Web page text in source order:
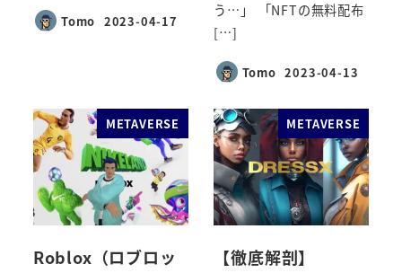
Tomo
投稿日
2023-04-17
う…」 「NFTの無料配布
[…]
Tomo
投稿日
2023-04-13
METAVERSE
Roblox（ロブロッ
METAVERSE
【徹底解剖】